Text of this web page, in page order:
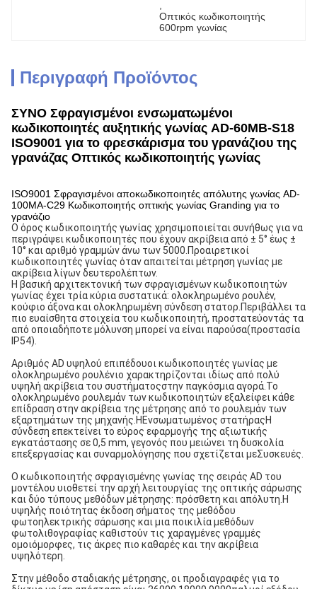
Οπτικός κωδικοποιητής
600rpm γωνίας
Περιγραφή Προϊόντος
ΣΥΝΟ Σφραγισμένοι ενσωματωμένοι
κωδικοποιητές αυξητικής γωνίας AD-60MB-S18
ISO9001 για το φρεσκάρισμα του γρανάζιου της
γρανάζας Οπτικός κωδικοποιητής γωνίας
ISO9001 Σφραγισμένοι αποκωδικοποιητές απόλυτης γωνίας AD-
100MA-C29 Κωδικοποιητής οπτικής γωνίας Granding για το
γρανάζιο
Ο όρος κωδικοποιητής γωνίας χρησιμοποιείται συνήθως για να
περιγράψει κωδικοποιητές που έχουν ακρίβεια από ± 5° έως ±
10° και αριθμό γραμμών άνω των 5000.Προαιρετικοί
κωδικοποιητές γωνίας όταν απαιτείται μέτρηση γωνίας με
ακρίβεια λίγων δευτερολέπτων.
Η βασική αρχιτεκτονική των σφραγισμένων κωδικοποιητών
γωνίας έχει τρία κύρια συστατικά: ολοκληρωμένο ρουλέν,
κούφιο άξονα και ολοκληρωμένη σύνδεση στατορ. Περιβάλλει τα
πιο ευαίσθητα στοιχεία του κωδικοποιητή, προστατεύοντάς τα
από οποιαδήποτε μόλυνση μπορεί να είναι παρούσα(προστασία
IP54).
Αριθμός AD υψηλού επιπέδουοι κωδικοποιητές γωνίας με
ολοκληρωμένο ρουλένιο χαρακτηρίζονται ιδίως από πολύ
υψηλή ακρίβεια του συστήματοςστην παγκόσμια αγορά. Το
ολοκληρωμένο ρουλεμάν των κωδικοποιητών εξαλείφει κάθε
επίδραση στην ακρίβεια της μέτρησης από το ρουλεμάν των
εξαρτημάτων της μηχανής. Η Ενσωματωμένος στατήραςΗ
σύνδεση επεκτείνει το εύρος εφαρμογής της αξιωτικής
εγκατάστασης σε 0,5 mm, γεγονός που μειώνει τη δυσκολία
επεξεργασίας και συναρμολόγησης που σχετίζεται μεΣυσκευές
Ο κωδικοποιητής σφραγισμένης γωνίας της σειράς AD του
μοντέλου υιοθετεί την αρχή λειτουργίας της οπτικής σάρωσης
και δύο τύπους μεθόδων μέτρησης: πρόσθετη και απόλυτη. Η
υψηλής ποιότητας έκδοση σήματος της μεθόδου
φωτοηλεκτρικής σάρωσης και μια ποικιλία μεθόδων
φωτολιθογραφίας καθιστούν τις χαραγμένες γραμμές
ομοιόμορφες, τις άκρες πιο καθαρές και την ακρίβεια
υψηλότερη.
Στην μέθοδο σταδιακής μέτρησης, οι προδιαγραφές για το